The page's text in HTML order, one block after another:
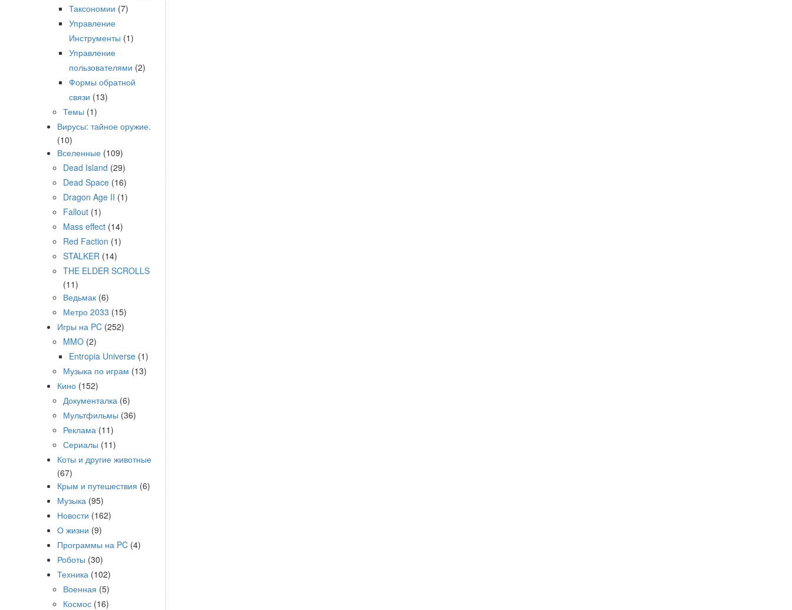
Таксономии (7)
Управление
Инструменты (1)
Управление
пользователями (2)
Формы обратной
связи (13)
Темы (1)
Вирусы: тайное оружие.
(10)
Вселенные (109)
Dead Island (29)
Dead Space (16)
Dragon Age II (1)
Fallout (1)
Mass effect (14)
Red Faction (1)
STALKER (14)
THE ELDER SCROLLS
(11)
Ведьмак (6)
Метро 2033 (15)
Игры на PC (252)
MMO (2)
Entropia Universe (1)
Музыка по играм (13)
Кино (152)
Документалка (6)
Мультфильмы (36)
Реклама (11)
Сериалы (11)
Коты и другие животные
(67)
Крым и путешествия (6)
Музыка (95)
Новости (162)
О жизни (9)
Программы на PC (4)
Роботы (30)
Техника (102)
Военная (5)
Космос (16)